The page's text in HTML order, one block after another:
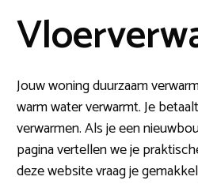
Jouw woning duurzaam
warm water verwarmt. Je
verwarmen. Als je een
pagina vertellen we je
deze website vraag je